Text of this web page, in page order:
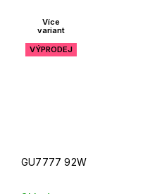
Více
variant
VÝPRODEJ
GU7777 92W